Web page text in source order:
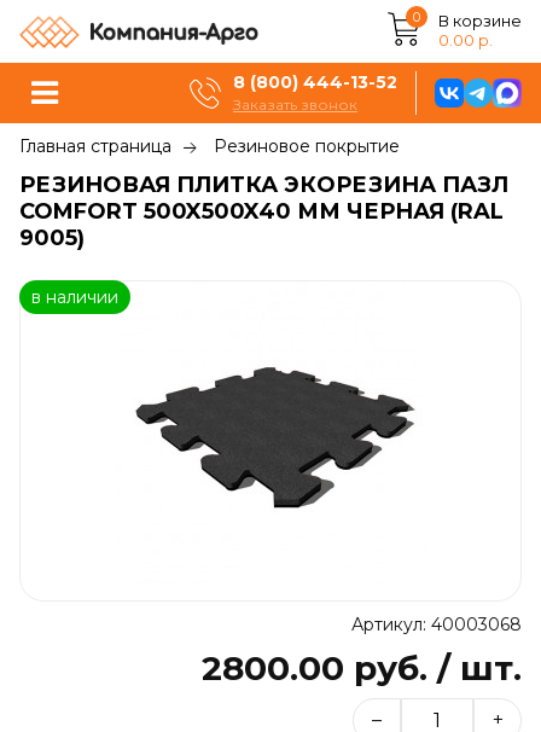
0
В корзине
0.00 р.
8 (800) 444-13-52
Заказать звонок
Главная страница Резиновое покрытие
РЕЗИНОВАЯ ПЛИТКА ЭКОРЕЗИНА ПАЗЛ
COMFORT 500X500X40 ММ ЧЕРНАЯ (RAL
9005)
в наличии
Артикул: 40003068
2800.00 руб. / шт.
– +